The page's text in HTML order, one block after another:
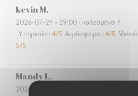
kevinM
2026-07-24 - 19:00 - καλεσμένοι 4
Υπηρεσία : 4/5 Ατμόσφαιρα : 4/5 Μενού
5/5
MandyL
2026-07-18